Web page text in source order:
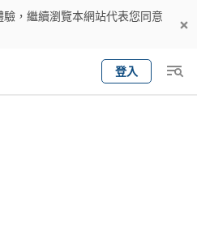
，繼續瀏覽本網站代表您同意
登入